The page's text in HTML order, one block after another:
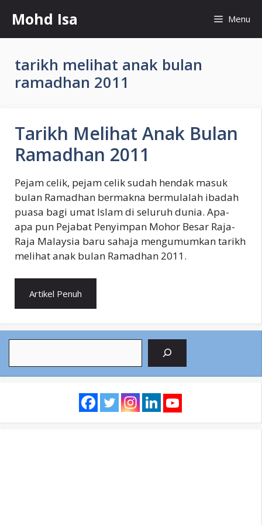
content
Mohd Isa Menu
tarikh melihat anak bulan
ramadhan 2011
Tarikh Melihat Anak Bulan
Ramadhan 2011
Pejam celik, pejam celik sudah hendak masuk
bulan Ramadhan bermakna bermulalah ibadah
puasa bagi umat Islam di seluruh dunia. Apa-
apa pun Pejabat Penyimpan Mohor Besar Raja-
Raja Malaysia baru sahaja mengumumkan tarikh
melihat anak bulan Ramadhan 2011.
Artikel Penuh